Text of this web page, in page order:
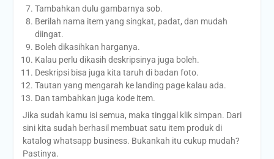
Tambahkan dulu gambarnya sob.
Berilah nama item yang singkat, padat, dan mudah
diingat.
Boleh dikasihkan harganya.
Kalau perlu dikasih deskripsinya juga boleh.
Deskripsi bisa juga kita taruh di badan foto.
Tautan yang mengarah ke landing page kalau ada.
Dan tambahkan juga kode item.
Jika sudah kamu isi semua, maka tinggal klik simpan. Dari
sini kita sudah berhasil membuat satu item produk di
katalog whatsapp business. Bukankah itu cukup mudah?
Pastinya.